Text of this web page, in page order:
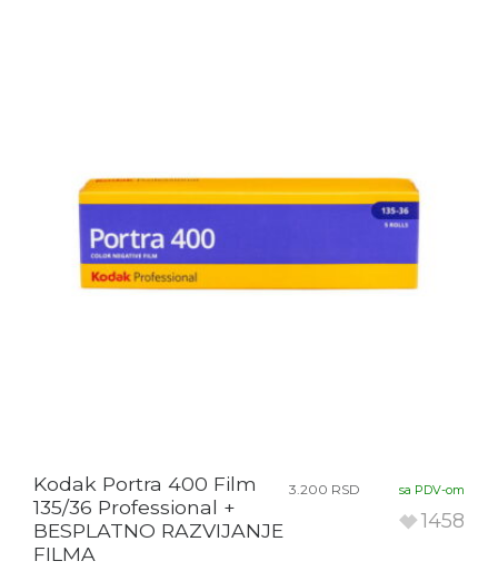
Kodak Portra 400 Film
135/36 Professional +
BESPLATNO RAZVIJANJE
FILMA
3.200 RSD sa PDV-om
1458